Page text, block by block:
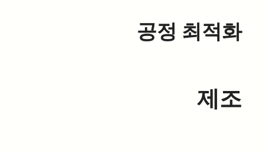
공정 최적화
제조